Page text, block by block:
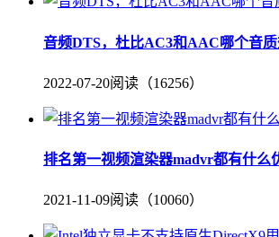
音频DTS，杜比AC3和AAC哪个音质
2022-07-20阅读（16256）
排名第一视频渲染器madvr都有什么
2021-11-09阅读（10060）